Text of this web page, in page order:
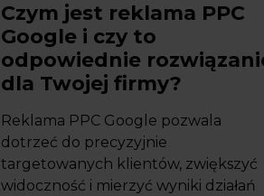
Czym jest reklama PPC
Google i czy to
odpowiednie
dla Twojej firmy?
Reklama PPC Google pozwala
dotrzeć do precyzyjnie
targetowanych klientów, zwiększyć
widoczność i mierzyć wyniki działań